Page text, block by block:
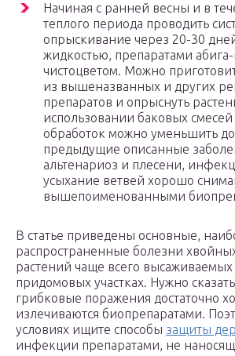
Начиная с ранней весны и в
теплого периода проводить
опрыскивание через 20-30
жидкостью, препаратами
чистоцветом. Можно
из вышеназванных и других
препаратов и опрыснуть
использовании баковых смесей
обработок можно уменьшить до
предыдущие описанные
альтенариоз и плесени,
усыхание ветвей хорошо
вышепоименованными
В статье приведены основные,
распространенные болезни
растений чаще всего
придомовых участках. Нужно
грибковые поражения достаточно
излечиваются биопрепаратами.
условиях ищите способы защиты
инфекции препаратами, не